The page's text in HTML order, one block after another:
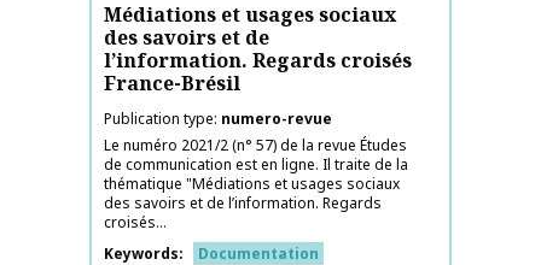
Médiations et usages sociaux
des savoirs et de
l’information. Regards croisés
France-Brésil
Publication type numero-revue
Le numéro 2021/2 (n° 57) de la revue Études
de communication est en ligne. Il traite de la
thématique "Médiations et usages sociaux
des savoirs et de l’information. Regards
croisés...
Keywords
Documentation